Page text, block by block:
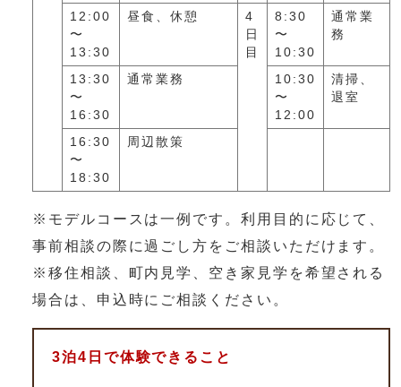
12:00
〜
13:30
昼食、休憩
4
日
目
8:30
〜
10:30
通常業
務
13:30
〜
16:30
通常業務
10:30
〜
12:00
清掃、
退室
16:30
〜
18:30
周辺散策
※モデルコースは一例です。利用目的に応じて、
事前相談の際に過ごし方をご相談いただけます。
※移住相談、町内見学、空き家見学を希望される
場合は、申込時にご相談ください。
3泊4日で体験できること